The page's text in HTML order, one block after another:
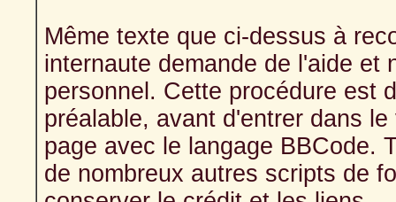
Même texte que ci-dessus à
internaute demande de l'aide et
personnel. Cette procédure est
préalable, avant d'entrer dans
page avec le langage BBCode.
de nombreux autres scripts de